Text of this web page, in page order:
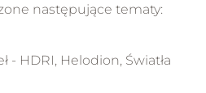
następujące tematy:
- HDRI, Helodion, Światła